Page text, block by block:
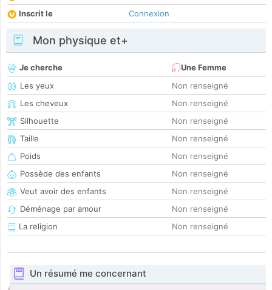
Inscrit le
Connexion
Mon physique et+
Je cherche
Une Femme
Les yeux
Non renseigné
Les cheveux
Non renseigné
Silhouette
Non renseigné
Taille
Non renseigné
Poids
Non renseigné
Possède des enfants
Non renseigné
Veut avoir des enfants
Non renseigné
Déménage par amour
Non renseigné
La religion
Non renseigné
Un résumé me concernant